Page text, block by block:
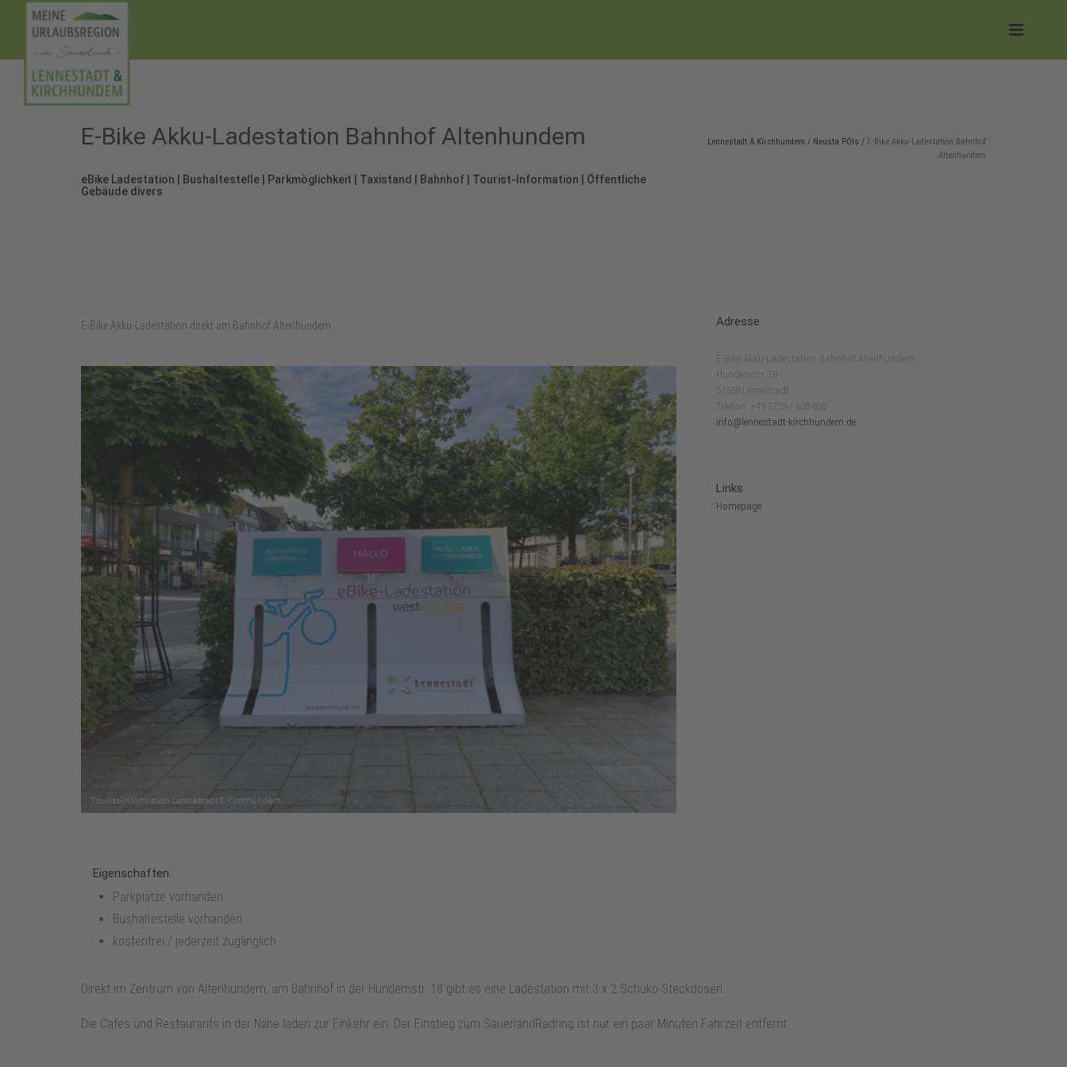
E-Bike Akku-Ladestation Bahnhof Altenhundem
eBike Ladestation | Bushaltestelle | Parkmöglichkeit | Taxistand | Bahnhof | Tourist-Information | Öffentliche
Gebäude divers
Lennestadt & Kirchhundem / Neusta POIs / E-Bike Akku-Ladestation Bahnhof
Altenhundem
E-Bike Akku-Ladestation direkt am Bahnhof Altenhundem Adresse
E-Bike Akku-Ladestation Bahnhof Altenhundem
Hundemstr. 18
57368 Lennestadt
Telefon: +49 2723 / 608-800
info@lennestadt-kirchhundem.de
Links
Homepage
Eigenschaften:
Parkplätze vorhanden
Bushaltestelle vorhanden
kostenfrei / jederzeit zugänglich
Direkt im Zentrum von Altenhundem, am Bahnhof in der Hundemstr. 18 gibt es eine Ladestation mit 3 x 2 Schuko-Steckdosen.
Die Cafés und Restaurants in der Nähe laden zur Einkehr ein. Der Einstieg zum SauerlandRadring ist nur ein paar Minuten Fahrzeit entfernt.